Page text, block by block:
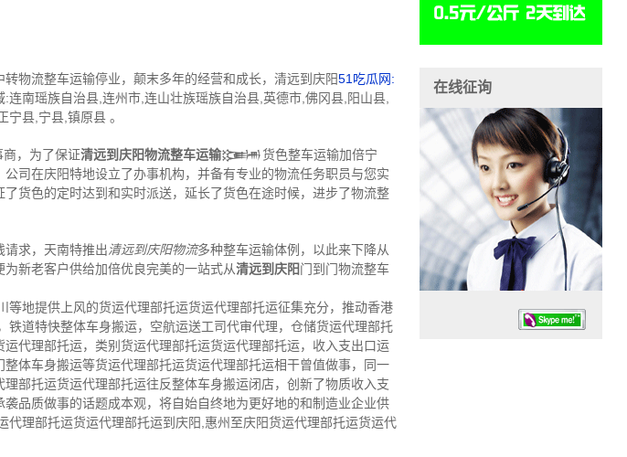
物流整车运输停业，颠末多年的经营和成长，清远到庆阳51吃瓜网:
南瑶族自治县,连州市,连山壮族瑶族自治县,英德市,佛冈县,阳山县,
县,宁县,镇原县 。
，为了保证清远到庆阳物流整车运输𒁏货色整车运输加倍宁
司在庆阳特地设立了办事机构，并备有专业的物流任务职员与您实
货色的定时达到和实时派送，延长了货色在途时候，进步了物流整
请求，天南特推出清远到庆阳物流多种整车运输体例，以此来下降从
新老客户供给加倍优良完美的一站式从清远到庆阳门到门物流整车
地提供上风的货运代理部托运货运代理部托运征集充分，推动香港
道特快整体车身搬运，空航运送工司代审代理，仓储货运代理部托
代理部托运，类别货运代理部托运货运代理部托运，收入支出口运
体车身搬运等货运代理部托运货运代理部托运相干曾值做事，同一
部托运货运代理部托运往反整体车身搬运闭店，创新了物质收入支
品质做事的话题成本观，将自始自终地为更好地的和制造业企业供
理部托运货运代理部托运到庆阳,惠州至庆阳货运代理部托运货运代
在线征询